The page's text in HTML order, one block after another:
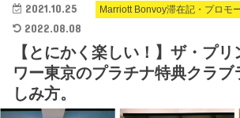
Marriott Bonvoy滞在記・プロモ
2021.10.25
2022.08.08
【とにかく楽しい！】ザ・プ
ワー東京のプラチナ特典クラブ
しみ方。